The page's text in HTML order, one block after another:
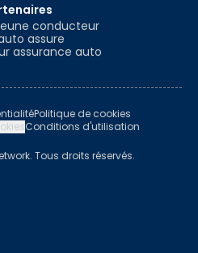
conducteur
assure
assurance auto
Politique de cookies
Conditions d'utilisation
Tous droits réservés.